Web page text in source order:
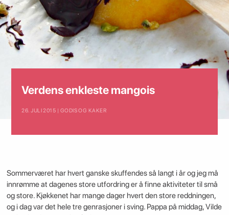
Verdens enkleste mangois
26. JULI 2015 | GODIS OG KAKER
Sommerværet har hvert ganske skuffendes så langt i år og jeg må
innrømme at dagenes store utfordring er å finne aktiviteter til små
og store. Kjøkkenet har mange dager hvert den store reddningen,
og i dag var det hele tre genrasjoner i sving. Pappa på middag, Vilde